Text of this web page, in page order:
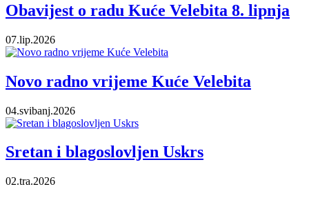
Obavijest o radu Kuće Velebita 8. lipnja
07.lip.2026
Novo radno vrijeme Kuće Velebita
04.svibanj.2026
Sretan i blagoslovljen Uskrs
02.tra.2026